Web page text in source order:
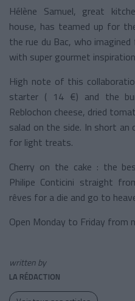
Hélène Samuel, great
house, has teamed up for
the rue du Bac, who
with super gourmet
High note of this
starter ( 14 €) and the
Reblochon cheese, dried
salad on the side. In short
for light treats.
Cherry on the cake : the
Philipe Conticini straight
rêves for a die and go to
Open Monday to Friday from
written by
LA RÉDACTION